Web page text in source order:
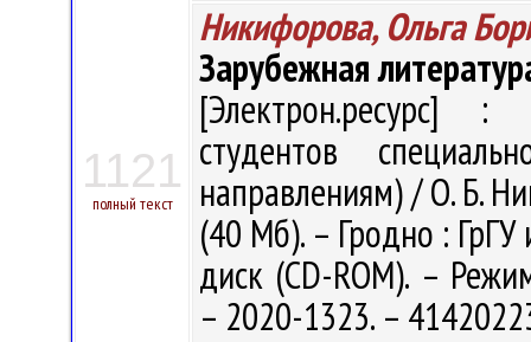
1121
полный текст
Никифорова, Ольга
Зарубежная
[Электрон.ресурс] :
студентов
направлениям) / О. Б.
(40 Мб). – Гродно :
диск (CD-ROM). –
– 2020-1323. –